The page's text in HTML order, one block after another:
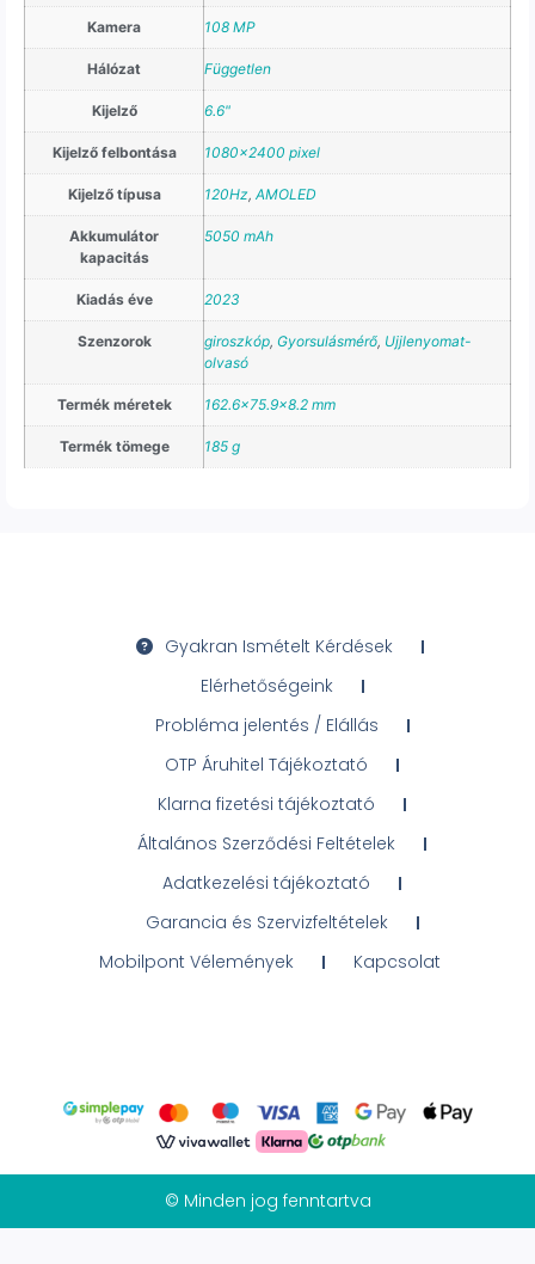
Kamera 108 MP
Hálózat Független
Kijelző 6.6"
Kijelző felbontása 1080×2400 pixel
Kijelző típusa 120Hz, AMOLED
Akkumulátor
kapacitás
5050 mAh
Kiadás éve 2023
Szenzorok giroszkóp, Gyorsulásmérő, Ujjlenyomat-
olvasó
Termék méretek 162.6×75.9×8.2 mm
Termék tömege 185 g
Gyakran Ismételt Kérdések
Elérhetőségeink
Probléma jelentés / Elállás
OTP Áruhitel Tájékoztató
Klarna fizetési tájékoztató
Általános Szerződési Feltételek
Adatkezelési tájékoztató
Garancia és Szervizfeltételek
Mobilpont Vélemények
Kapcsolat
© Minden jog fenntartva